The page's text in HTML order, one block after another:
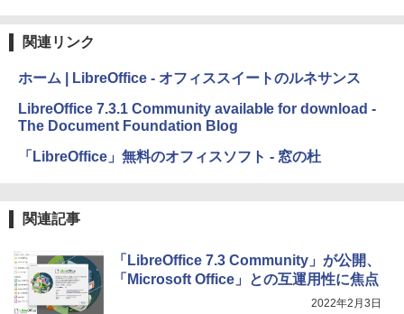
出す プロンプトの言葉 AI画像生成シリー
ズ (はぴーイラストLabo)
￥480
Amazon Kindle Colorsoft | 16GBストレ
ージ、防水、7インチカラーディスプレ
イ、色調調節ライト、最大8週間持続バッ
テリー、広告無し、ブラック (2025年発
売)
New Amazon Kindle Scribe Colorsoft |
11インチカラーディスプレイ、64GBスト
レージ、ノート機能搭載、明るさ自動調
整、色調調節ライト、プレミアムペン付
関連リンク
ホーム | LibreOffice - オフィススイートのルネサンス
LibreOffice 7.3.1 Community available for download -
The Document Foundation Blog
「LibreOffice」無料のオフィスソフト - 窓の杜
関連記事
「LibreOffice 7.3 Community」が公開、
「Microsoft Office」との互運用性に焦点
2022年2月3日